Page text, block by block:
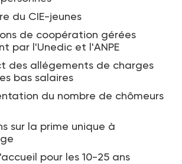
du CIE-jeunes
de coopération gérées
par l'Unedic et l'ANPE
des allégements de charges
bas salaires
du nombre de chômeurs
sur la prime unique à
pour les 10-25 ans